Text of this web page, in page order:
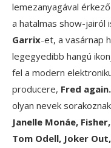
lemezanyagával érkező
a hatalmas show-jairól
Garrix-et, a vasárnap
legegyedibb hangú
fel a modern
producere, Fred
olyan nevek
Janelle Monáe,
Tom Odell, Joker